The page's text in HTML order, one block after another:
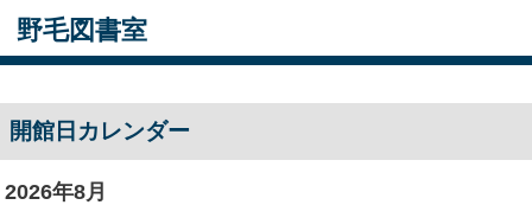
野毛図書室
開館日カレンダー
2026年8月